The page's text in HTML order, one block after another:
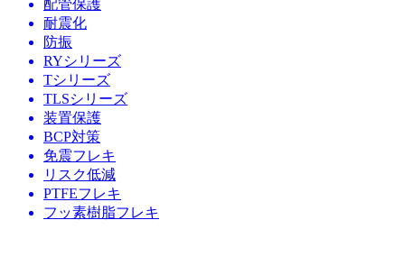
配管保護
耐震化
防振
RYシリーズ
Tシリーズ
TLSシリーズ
装置保護
BCP対策
免震フレキ
リスク低減
PTFEフレキ
フッ素樹脂フレキ